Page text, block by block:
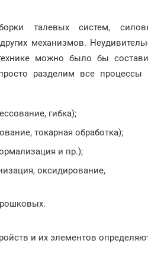
талевых систем,
механизмов.
можно было бы
разделим все процессы
гибка);
токарная обработка);
и пр.);
оксидирование,
и их элементов